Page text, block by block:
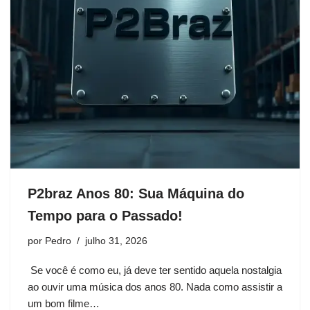
P2braz Anos 80: Sua Máquina do
Tempo para o Passado!
por Pedro julho 31, 2026
Se você é como eu, já deve ter sentido aquela nostalgia
ao ouvir uma música dos anos 80. Nada como assistir a
um bom filme…